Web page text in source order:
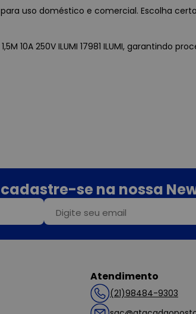
uso doméstico e comercial. Escolha
10A 250V ILUMI 17981 ILUMI, garantindo
se na nossa
Atendimento
(21)98484-9303